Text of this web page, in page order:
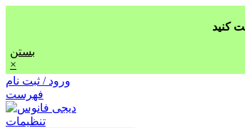
بستن
×
ورود / ثبت نام
فهرست
تنظیمات